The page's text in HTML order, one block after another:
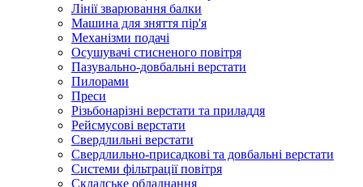
Лінії зварювання балки
Машина для зняття пір'я
Механізми подачі
Осушувачі стисненого повітря
Пазувально-довбальні верстати
Пилорами
Преси
Різьбонарізні верстати та приладдя
Рейсмусові верстати
Свердлильні верстати
Свердлильно-присадкові та довбальні верстати
Системи фільтрації повітря
Складське обладнання